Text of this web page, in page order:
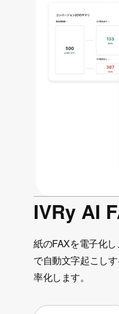
IVRy AI
紙のFAXを電子化
で自動文字起こし
率化します。